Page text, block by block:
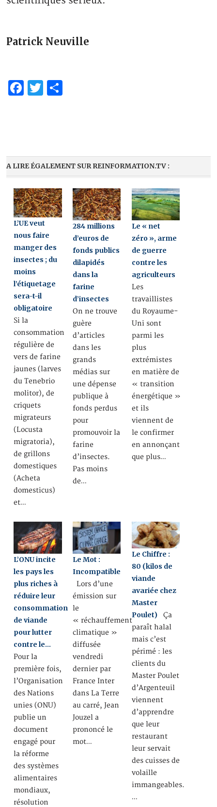
Patrick Neuville
Facebook
Twitter
A LIRE ÉGALEMENT SUR REINFORMATION.TV :
L’UE veut
nous faire
manger des
insectes ; du
moins
l’étiquetage
sera-t-il
obligatoire
Si la
consommation
régulière de
vers de farine
jaunes (larves
du Tenebrio
molitor), de
criquets
migrateurs
(Locusta
migratoria),
de grillons
domestiques
(Acheta
domesticus)
et…
284 millions
d’euros de
fonds publics
dilapidés
dans la
farine
d’insectes
On ne trouve
guère
d’articles
dans les
grands
médias sur
une dépense
publique à
fonds perdus
pour
promouvoir la
farine
d’insectes.
Pas moins
de…
Le « net
zéro », arme
de guerre
contre les
agriculteurs
Les
travaillistes
du Royaume-
Uni sont
parmi les
plus
extrémistes
en matière de
« transition
énergétique »
et ils
viennent de
le confirmer
en annonçant
que plus…
L’ONU incite
les pays les
plus riches à
réduire leur
consommation
de viande
pour lutter
contre le…
Pour la
première fois,
l’Organisation
des Nations
unies (ONU)
publie un
document
engagé pour
la réforme
des systèmes
alimentaires
mondiaux,
résolution
Le Mot :
Incompatible
Lors d’une
émission sur
le
« réchauffement
climatique »
diffusée
vendredi
dernier par
France Inter
dans La Terre
au carré, Jean
Jouzel a
prononcé le
mot…
Le Chiffre :
80 (kilos de
viande
avariée chez
Master
Poulet) Ça
paraît halal
mais c’est
périmé : les
clients du
Master Poulet
d’Argenteuil
viennent
d’apprendre
que leur
restaurant
leur servait
des cuisses de
volaille
immangeables.
…